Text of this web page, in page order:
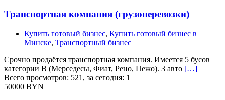
Транспортная компания (грузоперевозки)
Купить готовый бизнес, Купить готовый бизнес в
Минске, Транспортный бизнес
Срочно продаётся транспортная компания. Имеется 5 бусов
категории В (Мерседесы, Фиат, Рено, Пежо). 3 авто […]
Всего просмотров: 521, за сегодня: 1
50000 BYN